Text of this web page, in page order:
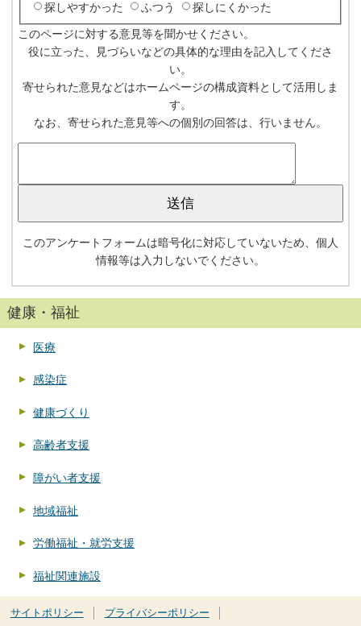
探しやすかった
ふつう 探しにくかった
このページに対する意見等を聞かせください。
役に立った、見づらいなどの具体的な理由を記入してくださ
い。
寄せられた意見などはホームページの構成資料として活用しま
す。
なお、寄せられた意見等への個別の回答は、行いません。
このアンケートフォームは暗号化に対応していないため、個人
情報等は入力しないでください。
健康・福祉
医療
感染症
健康づくり
高齢者支援
障がい者支援
地域福祉
労働福祉・就労支援
福祉関連施設
サイトポリシー プライバシーポリシー